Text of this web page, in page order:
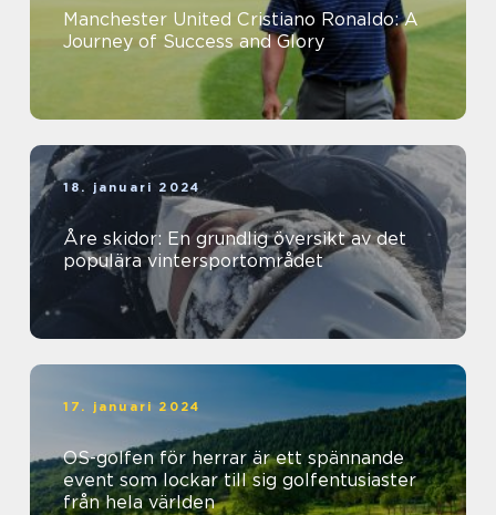
Manchester United Cristiano Ronaldo: A
Journey of Success and Glory
18. januari 2024
Åre skidor: En grundlig översikt av det
populära vintersportområdet
17. januari 2024
OS-golfen för herrar är ett spännande
event som lockar till sig golfentusiaster
från hela världen